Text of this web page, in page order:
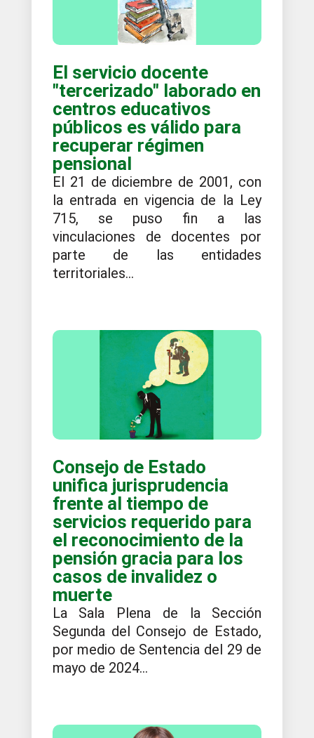
El servicio docente
"tercerizado" laborado en
centros educativos
públicos es válido para
recuperar régimen
pensional
El 21 de diciembre de 2001, con
la entrada en vigencia de la Ley
715, se puso fin a las
vinculaciones de docentes por
parte de las entidades
territoriales...
Consejo de Estado
unifica jurisprudencia
frente al tiempo de
servicios requerido para
el reconocimiento de la
pensión gracia para los
casos de invalidez o
muerte
La Sala Plena de la Sección
Segunda del Consejo de Estado,
por medio de Sentencia del 29 de
mayo de 2024...